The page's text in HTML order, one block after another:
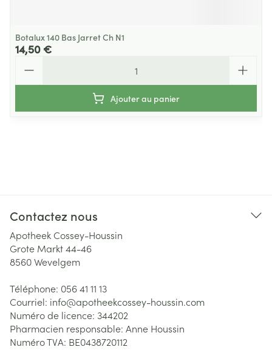
Botalux 140 Bas Jarret Ch N1
14,50 €
Ajouter au panier
Contactez nous
Apotheek Cossey-Houssin
Grote Markt 44-46
8560Wevelgem
Téléphone: 056 41 11 13
Courriel: info@apotheekcossey-houssin.com
Numéro de licence: 344202
Pharmacien responsable: Anne Houssin
Numéro TVA: BE0438720112